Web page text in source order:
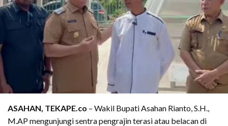
ASAHAN, TEKAPE.co – Wakil Bupati Asahan Rianto, S.H.,
M.AP mengunjungi sentra pengrajin terasi atau belacan di